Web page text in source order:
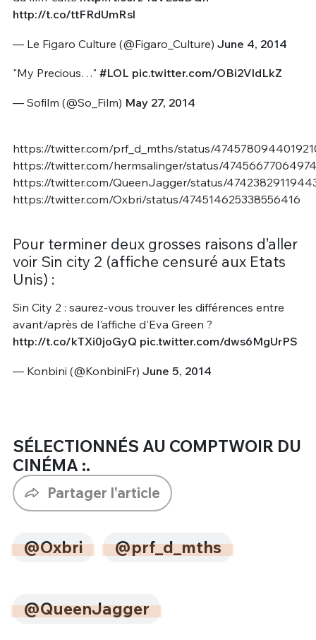
http://t.co/ttFRdUmRsl
— Le Figaro Culture (@Figaro_Culture) June 4, 2014
"My Precious…" #LOL pic.twitter.com/OBi2VIdLkZ
— Sofilm (@So_Film) May 27, 2014
https://twitter.com/prf_d_mths/status/
https://twitter.com/hermsalinger/status/
https://twitter.com/QueenJagger/status/
https://twitter.com/Oxbri/status/474514625338556416
Pour terminer deux grosses raisons d’aller
voir Sin city 2 (affiche censuré aux Etats
Unis) :
Sin City 2 : saurez-vous trouver les différences entre
avant/après de l'affiche d'Eva Green ?
http://t.co/kTXi0joGyQ pic.twitter.com/dws6MgUrPS
— Konbini (@KonbiniFr) June 5, 2014
SÉLECTIONNÉS AU COMPTWOIR DU
CINÉMA :.
Partager l'article
@Oxbri @prf_d_mths
@QueenJagger